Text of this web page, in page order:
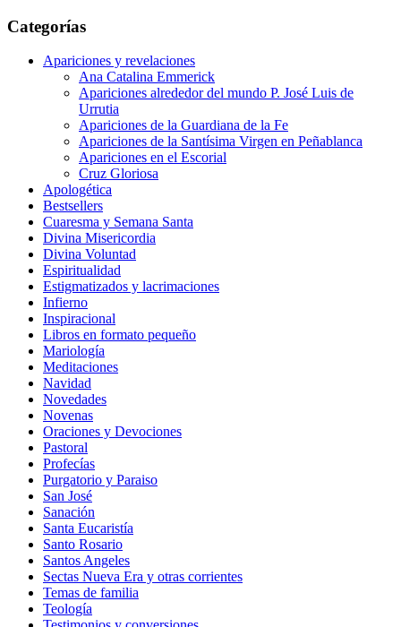
Categorías
Apariciones y revelaciones
Ana Catalina Emmerick
Apariciones alrededor del mundo P. José Luis de
Urrutia
Apariciones de la Guardiana de la Fe
Apariciones de la Santísima Virgen en Peñablanca
Apariciones en el Escorial
Cruz Gloriosa
Apologética
Bestsellers
Cuaresma y Semana Santa
Divina Misericordia
Divina Voluntad
Espiritualidad
Estigmatizados y lacrimaciones
Infierno
Inspiracional
Libros en formato pequeño
Mariología
Meditaciones
Navidad
Novedades
Novenas
Oraciones y Devociones
Pastoral
Profecías
Purgatorio y Paraiso
San José
Sanación
Santa Eucaristía
Santo Rosario
Santos Angeles
Sectas Nueva Era y otras corrientes
Temas de familia
Teología